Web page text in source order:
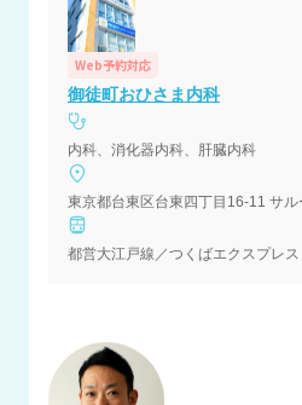
Web予約対応
御徒町おひさま内科
内科、消化器内科、肝臓内科
東京都台東区台東四丁目16-11 サ
都営大江戸線／つくばエクスプレ